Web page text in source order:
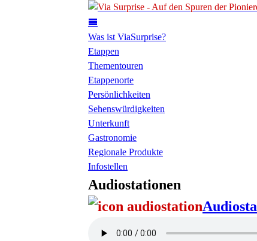
Was ist ViaSurprise?
Etappen
Thementouren
Etappenorte
Persönlichkeiten
Sehenswürdigkeiten
Unterkunft
Gastronomie
Regionale Produkte
Infostellen
Audiostationen